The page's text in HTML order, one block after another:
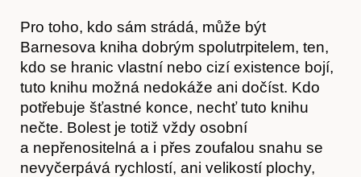
Obchod
Pro toho, kdo sám strádá, může být
Barnesova kniha dobrým spolutrpitelem, ten,
kdo se hranic vlastní nebo cizí existence bojí,
tuto knihu možná nedokáže ani dočíst. Kdo
potřebuje šťastné konce, nechť tuto knihu
nečte. Bolest je totiž vždy osobní
a nepřenositelná a i přes zoufalou snahu se
nevyčerpává rychlostí, ani velikostí plochy,